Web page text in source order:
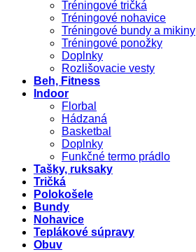
Tréningové tričká
Tréningové nohavice
Tréningové bundy a mikiny
Tréningové ponožky
Doplnky
Rozlišovacie vesty
Beh, Fitness
Indoor
Florbal
Hádzaná
Basketbal
Doplnky
Funkčné termo prádlo
Tašky, ruksaky
Tričká
Polokošele
Bundy
Nohavice
Teplákové súpravy
Obuv